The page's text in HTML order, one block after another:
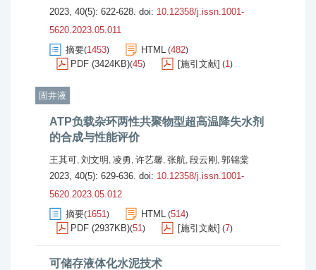
2023, 40(5): 622-628. doi: 10.12358/j.issn.1001-
5620.2023.05.011
摘要(1453) HTML (482)
PDF (3424KB)(45) [施引文献] (1)
固井液
ATP负载杂环两性共聚物型超高温降失水剂
的合成与性能评价
王其可, 刘文明 , 凌勇, 许艺馨, 张航, 段云刚 , 郭锦棠
2023, 40(5): 629-636. doi: 10.12358/j.issn.1001-
5620.2023.05.012
摘要(1651) HTML (514)
PDF (2937KB)(51) [施引文献] (7)
可储存液体化水泥技术